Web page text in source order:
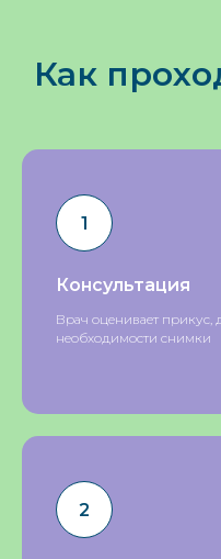
Как
Консультация
Врач оценивает прикус,
необходимости снимки